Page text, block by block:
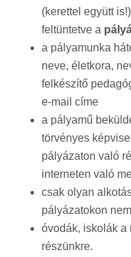
(kerettel együtt
feltüntetve a
a pályamunka
neve, életkora,
felkészítő
e-mail címe
a pályamű
törvényes
pályázaton való
interneten való
csak olyan
pályázatokon
óvodák, iskolák a
részünkre.